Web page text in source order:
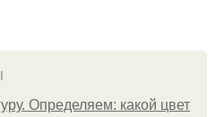
Определяем: какой цвет